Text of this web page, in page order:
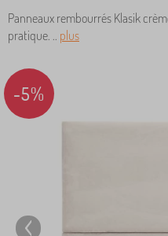
Panneaux rembourrés Klasik
pratique. .. plus
-5%